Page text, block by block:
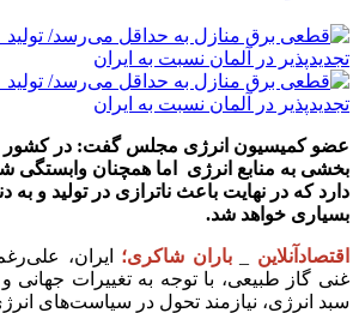
عضو کمیسیون انرژی مجلس گفت: در کشور
بخشی به منابع انرژی اما همچنان وابستگی
دارد که در نهایت باعث ناترازی در تولید و به
بسیاری خواهد شد.
اقتصادآنلاین _باران شاکری؛ ایران،
غنی گاز طبیعی، با توجه به تغییرات جهانی و
سبد انرژی، نیازمند تحول در سیاست‌های